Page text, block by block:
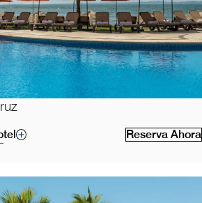
Reserva Ahora